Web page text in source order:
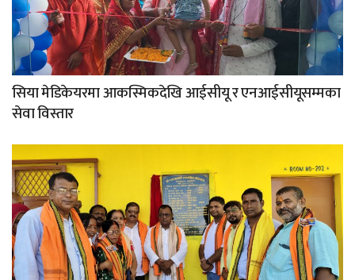
सिया मेडिकेयरमा आकस्मिकदेखि आईसीयू र एनआईसीयूसम्मका
सेवा विस्तार